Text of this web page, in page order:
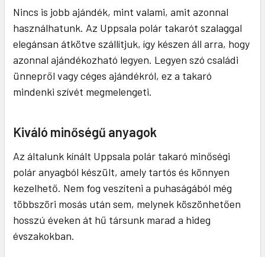
Nincs is jobb ajándék, mint valami, amit azonnal
használhatunk. Az Uppsala polár takarót szalaggal
elegánsan átkötve szállítjuk, így készen áll arra, hogy
azonnal ajándékozható legyen. Legyen szó családi
ünnepről vagy céges ajándékról, ez a takaró
mindenki szívét megmelengeti.
Kiváló minőségű anyagok
Az általunk kínált Uppsala polár takaró minőségi
polár anyagból készült, amely tartós és könnyen
kezelhető. Nem fog veszíteni a puhaságából még
többszöri mosás után sem, melynek köszönhetően
hosszú éveken át hű társunk marad a hideg
évszakokban.